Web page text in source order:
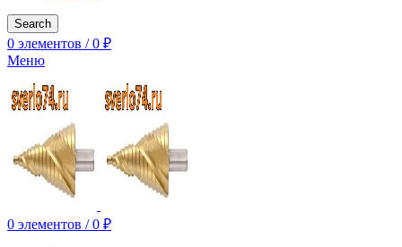
Search
0 элементов / 0 ₽
Меню
0 элементов / 0 ₽